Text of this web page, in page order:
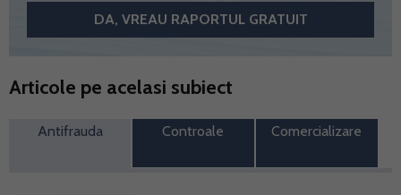
Articole pe acelasi subiect
Antifrauda Controale Comercializare